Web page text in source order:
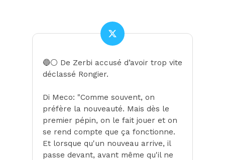
🔵⚪️ De Zerbi accusé d’avoir trop vite
déclassé Rongier.
Di Meco: "Comme souvent, on
préfère la nouveauté. Mais dès le
premier pépin, on le fait jouer et on
se rend compte que ça fonctionne.
Et lorsque qu'un nouveau arrive, il
passe devant, avant même qu'il ne